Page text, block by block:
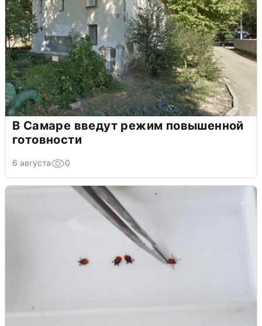
В Самаре введут режим повышенной
готовности
6 августа 0